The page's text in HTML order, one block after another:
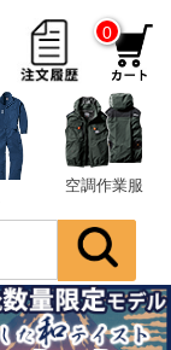
0
空調作業服